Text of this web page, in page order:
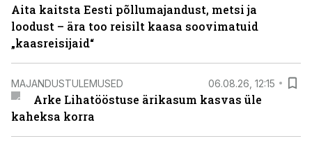
Aita kaitsta Eesti põllumajandust, metsi ja
loodust – ära too reisilt kaasa soovimatuid
„kaasreisijaid“
MAJANDUSTULEMUSED 06.08.26, 12:15
Arke Lihatööstuse ärikasum kasvas üle
kaheksa korra